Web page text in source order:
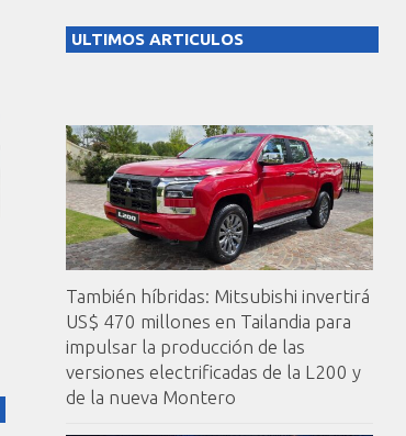
ULTIMOS ARTICULOS
También híbridas: Mitsubishi invertirá
US$ 470 millones en Tailandia para
impulsar la producción de las
versiones electrificadas de la L200 y
de la nueva Montero